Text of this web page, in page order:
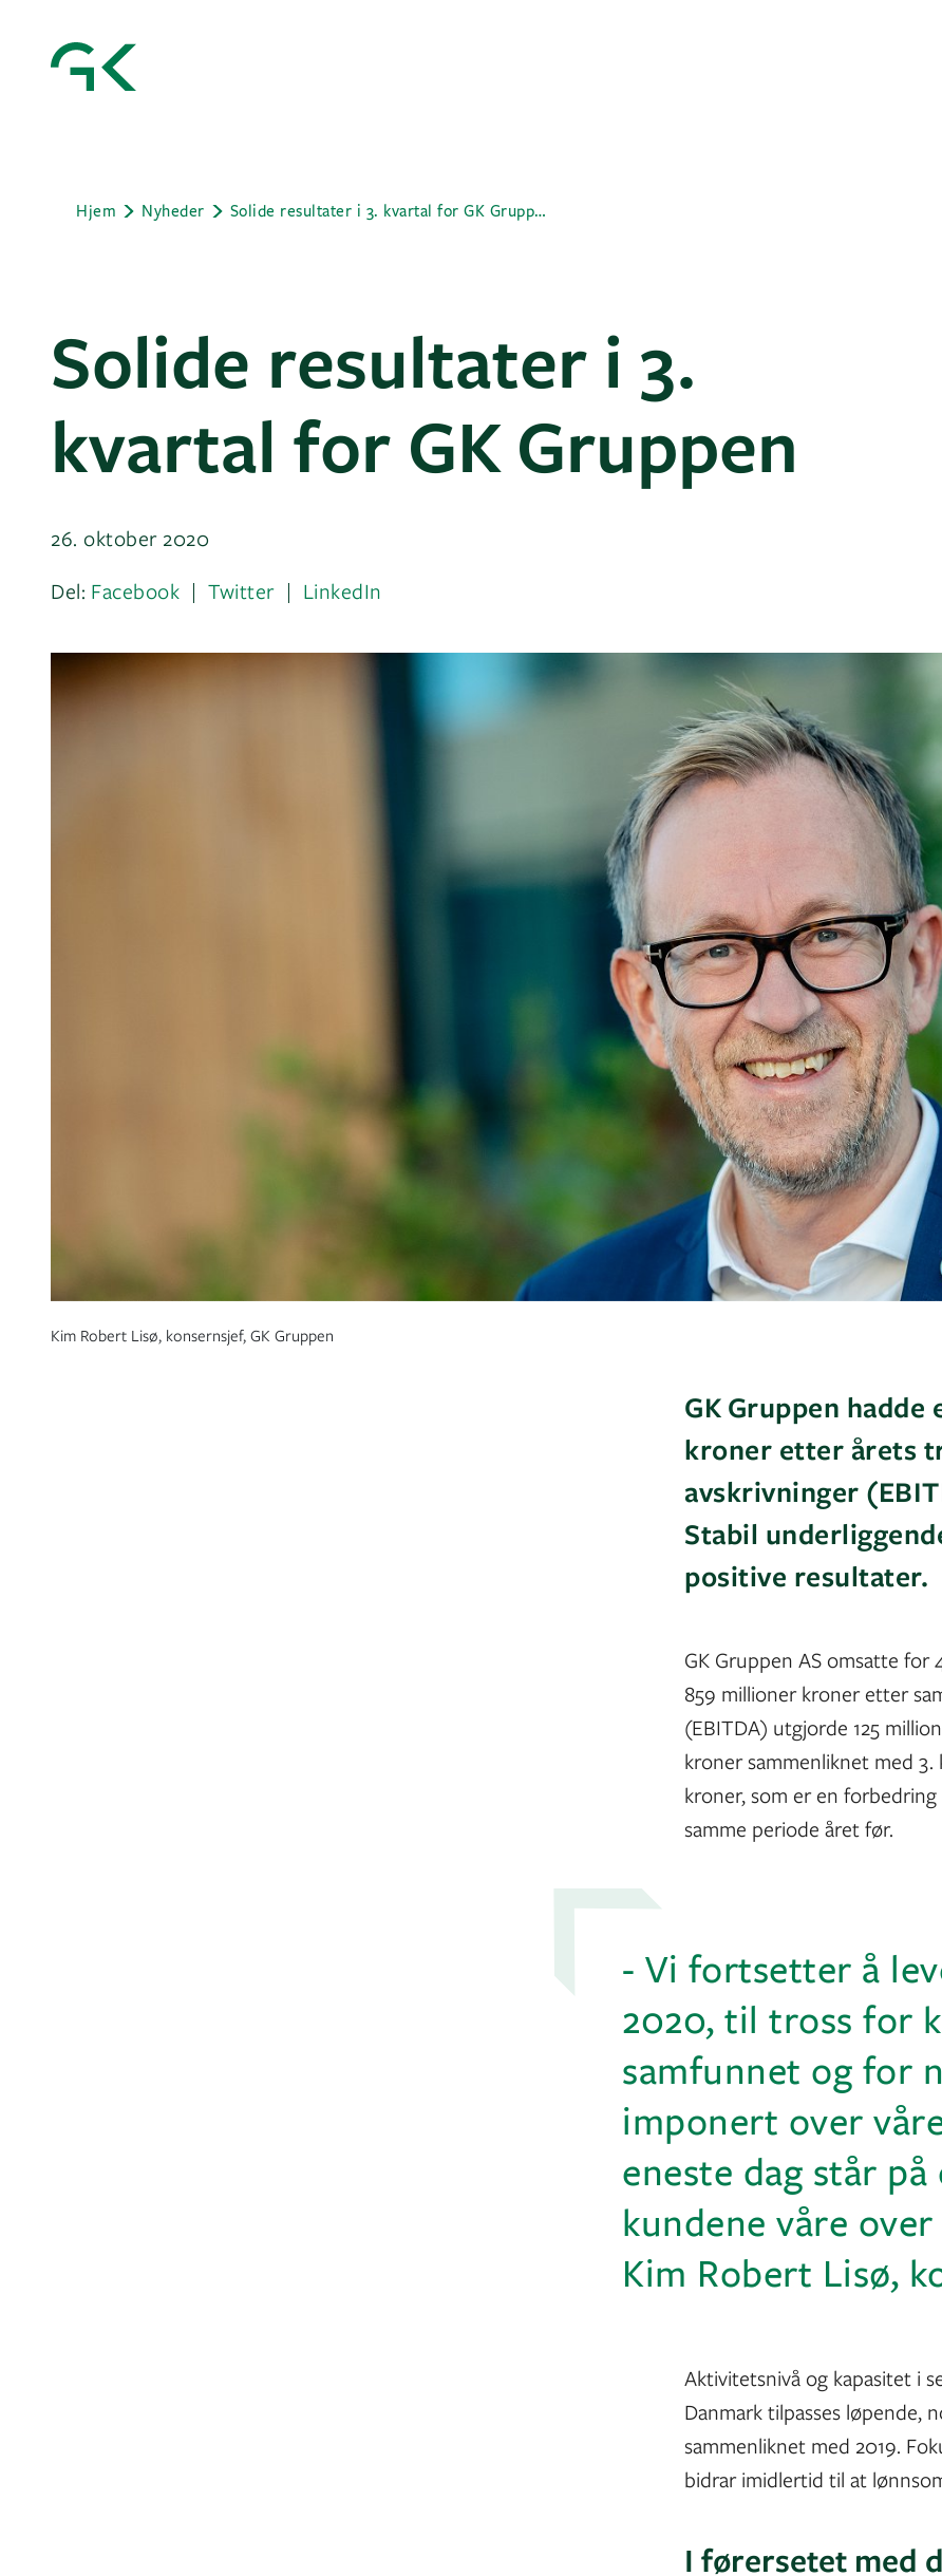
Hjem Nyheder Solide resultater i 3. kvartal for GK Gruppen
Solide resultater i 3.
kvartal for GK Gruppen
26. oktober 2020
Del: Facebook Twitter LinkedIn
Kim Robert Lisø, konsernsjef, GK Gruppen
GK Gruppen
kroner etter årets
avskrivninger
Stabil
positive resultater.
GK Gruppen AS omsatte
859 millioner kroner etter
(EBITDA) utgjorde 125
kroner sammenliknet med
kroner, som er en
samme periode året før.
- Vi fortsetter å
2020, til tross for
samfunnet og for
imponert over
eneste dag står
kundene våre
Kim Robert Lisø,
Aktivitetsnivå og kapasitet i
Danmark tilpasses løpende,
sammenliknet med 2019.
bidrar imidlertid til at
I førersetet med